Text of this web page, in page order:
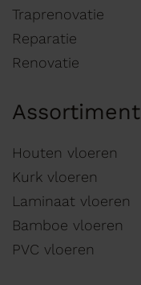
Traprenovatie
Reparatie
Renovatie
Assortiment
Houten vloeren
Kurk vloeren
Laminaat vloeren
Bamboe vloeren
PVC vloeren